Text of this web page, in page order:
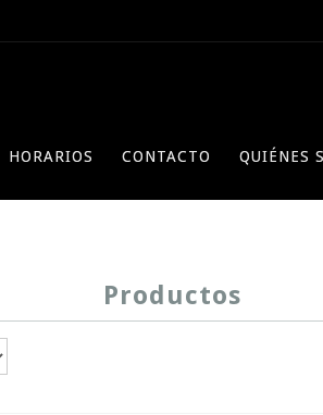
HORARIOS CONTACTO QUIÉNES
Productos